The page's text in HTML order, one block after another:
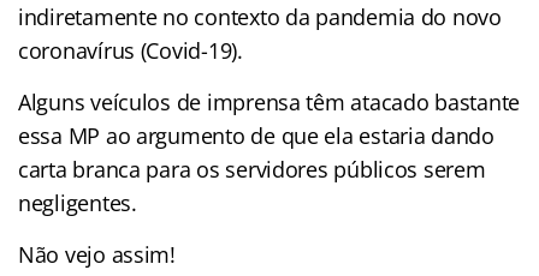
indiretamente no contexto da pandemia do novo
coronavírus (Covid-19).
Alguns veículos de imprensa têm atacado bastante
essa MP ao argumento de que ela estaria dando
carta branca para os servidores públicos serem
negligentes.
Não vejo assim!